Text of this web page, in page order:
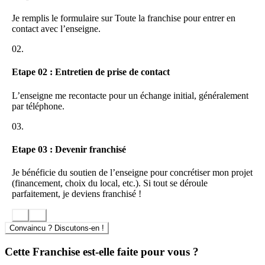
Rejoindre ADEQUAT, c’est vous donner les moyens de réussir
votre projet
Vous proposez aux clients et aux intérimaires une
Ressources Humaines
temporaire, le recrutement CDD/CDI, la formation, l’insertion des
travailleurs handicapés, la prévention des risques et la sécurité.
Nous sommes présents sur tous les métiers et tous les secteurs
Logistique et transport
Tertiaire
Commerce et Distribution
Bâtiment et Travaux Publics
Le Groupe ADEQUAT, positionné dans les 10 premières
une alternative efficace face aux majors sur un marché concentré.
Je remplis le formulaire sur Toute la franchise pour entrer en
contact avec l’enseigne.
02.
Etape 02 : Entretien de prise de contact
L’enseigne me recontacte pour un échange initial, généralement
par téléphone.
03.
Etape 03 : Devenir franchisé
Je bénéficie du soutien de l’enseigne pour concrétiser mon projet
(financement, choix du local, etc.). Si tout se déroule
parfaitement, je deviens franchisé !
Convaincu ? Discutons-en !
Cette Franchise est-elle faite pour vous ?